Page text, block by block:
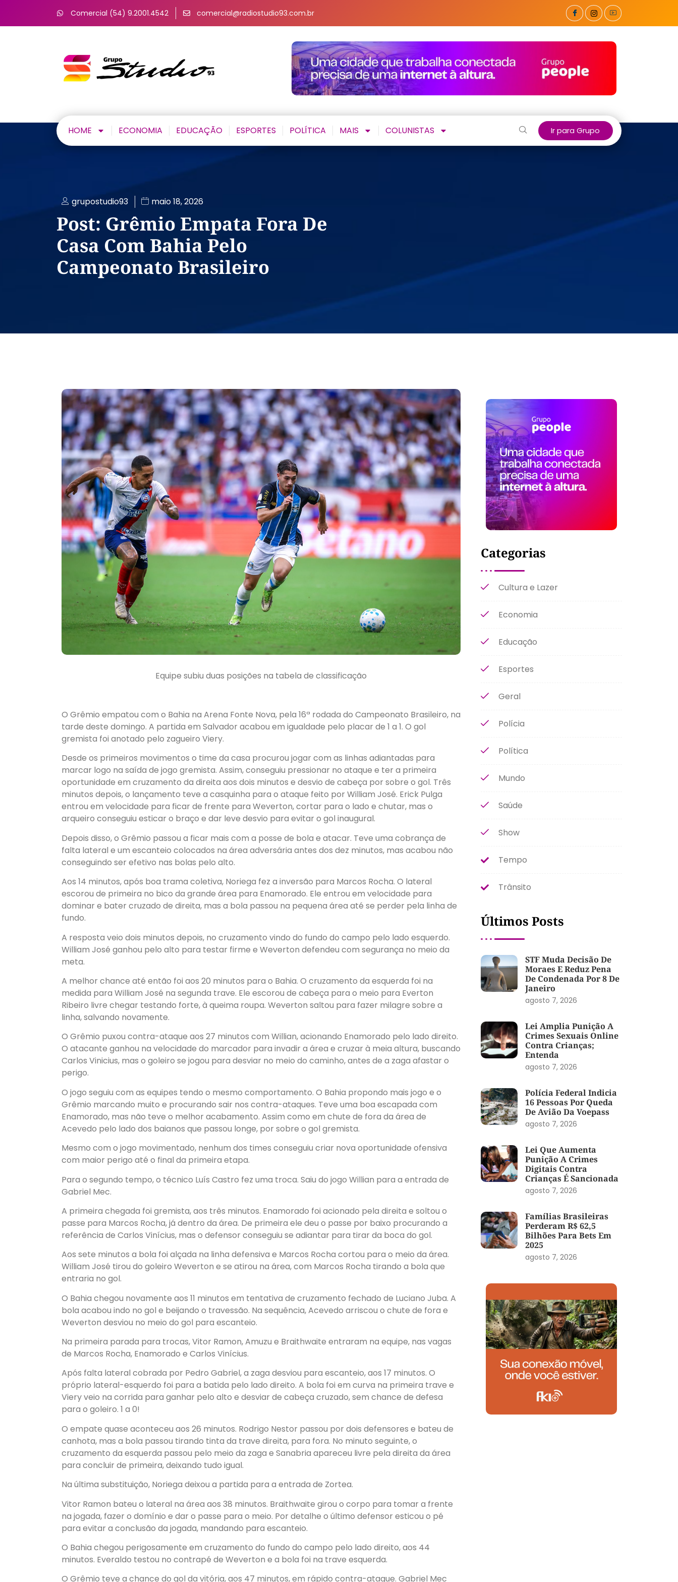
Comercial (54) 9.2001.4542 comercial@radiostudio93.com.br
HOME ECONOMIA EDUCAÇÃO ESPORTES POLÍTICA MAIS COLUNISTAS Ir para Grupo
grupostudio93 maio 18, 2026
Post: Grêmio Empata Fora De
Casa Com Bahia Pelo
Campeonato Brasileiro
Equipe subiu duas posições na tabela de classificação
O Grêmio empatou com o Bahia na Arena Fonte Nova, pela 16ª rodada do Campeonato Brasileiro, na
tarde deste domingo. A partida em Salvador acabou em igualdade pelo placar de 1 a 1. O gol
gremista foi anotado pelo zagueiro Viery.
Desde os primeiros movimentos o time da casa procurou jogar com as linhas adiantadas para
marcar logo na saída de jogo gremista. Assim, conseguiu pressionar no ataque e ter a primeira
oportunidade em cruzamento da direita aos dois minutos e desvio de cabeça por sobre o gol. Três
minutos depois, o lançamento teve a casquinha para o ataque feito por William José. Erick Pulga
entrou em velocidade para ficar de frente para Weverton, cortar para o lado e chutar, mas o
arqueiro conseguiu esticar o braço e dar leve desvio para evitar o gol inaugural.
Depois disso, o Grêmio passou a ficar mais com a posse de bola e atacar. Teve uma cobrança de
falta lateral e um escanteio colocados na área adversária antes dos dez minutos, mas acabou não
conseguindo ser efetivo nas bolas pelo alto.
Aos 14 minutos, após boa trama coletiva, Noriega fez a inversão para Marcos Rocha. O lateral
escorou de primeira no bico da grande área para Enamorado. Ele entrou em velocidade para
dominar e bater cruzado de direita, mas a bola passou na pequena área até se perder pela linha de
fundo.
A resposta veio dois minutos depois, no cruzamento vindo do fundo do campo pelo lado esquerdo.
William José ganhou pelo alto para testar firme e Weverton defendeu com segurança no meio da
meta.
A melhor chance até então foi aos 20 minutos para o Bahia. O cruzamento da esquerda foi na
medida para William José na segunda trave. Ele escorou de cabeça para o meio para Everton
Ribeiro livre chegar testando forte, à queima roupa. Weverton saltou para fazer milagre sobre a
linha, salvando novamente.
O Grêmio puxou contra-ataque aos 27 minutos com Willian, acionando Enamorado pelo lado direito.
O atacante ganhou na velocidade do marcador para invadir a área e cruzar à meia altura, buscando
Carlos Vinicius, mas o goleiro se jogou para desviar no meio do caminho, antes de a zaga afastar o
perigo.
O jogo seguiu com as equipes tendo o mesmo comportamento. O Bahia propondo mais jogo e o
Grêmio marcando muito e procurando sair nos contra-ataques. Teve uma boa escapada com
Enamorado, mas não teve o melhor acabamento. Assim como em chute de fora da área de
Acevedo pelo lado dos baianos que passou longe, por sobre o gol gremista.
Mesmo com o jogo movimentado, nenhum dos times conseguiu criar nova oportunidade ofensiva
com maior perigo até o final da primeira etapa.
Para o segundo tempo, o técnico Luís Castro fez uma troca. Saiu do jogo Willian para a entrada de
Gabriel Mec.
A primeira chegada foi gremista, aos três minutos. Enamorado foi acionado pela direita e soltou o
passe para Marcos Rocha, já dentro da área. De primeira ele deu o passe por baixo procurando a
referência de Carlos Vinícius, mas o defensor conseguiu se adiantar para tirar da boca do gol.
Aos sete minutos a bola foi alçada na linha defensiva e Marcos Rocha cortou para o meio da área.
William José tirou do goleiro Weverton e se atirou na área, com Marcos Rocha tirando a bola que
entraria no gol.
O Bahia chegou novamente aos 11 minutos em tentativa de cruzamento fechado de Luciano Juba. A
bola acabou indo no gol e beijando o travessão. Na sequência, Acevedo arriscou o chute de fora e
Weverton desviou no meio do gol para escanteio.
Na primeira parada para trocas, Vitor Ramon, Amuzu e Braithwaite entraram na equipe, nas vagas
de Marcos Rocha, Enamorado e Carlos Vinícius.
Após falta lateral cobrada por Pedro Gabriel, a zaga desviou para escanteio, aos 17 minutos. O
próprio lateral-esquerdo foi para a batida pelo lado direito. A bola foi em curva na primeira trave e
Viery veio na corrida para ganhar pelo alto e desviar de cabeça cruzado, sem chance de defesa
para o goleiro. 1 a 0!
O empate quase aconteceu aos 26 minutos. Rodrigo Nestor passou por dois defensores e bateu de
canhota, mas a bola passou tirando tinta da trave direita, para fora. No minuto seguinte, o
cruzamento da esquerda passou pelo meio da zaga e Sanabria apareceu livre pela direita da área
para concluir de primeira, deixando tudo igual.
Na última substituição, Noriega deixou a partida para a entrada de Zortea.
Vitor Ramon bateu o lateral na área aos 38 minutos. Braithwaite girou o corpo para tomar a frente
na jogada, fazer o domínio e dar o passe para o meio. Por detalhe o último defensor esticou o pé
para evitar a conclusão da jogada, mandando para escanteio.
O Bahia chegou perigosamente em cruzamento do fundo do campo pelo lado direito, aos 44
minutos. Everaldo testou no contrapé de Weverton e a bola foi na trave esquerda.
O Grêmio teve a chance do gol da vitória, aos 47 minutos, em rápido contra-ataque. Gabriel Mec
Categorias
Cultura e Lazer
Economia
Educação
Esportes
Geral
Polícia
Política
Mundo
Saúde
Show
Tempo
Trânsito
Últimos Posts
STF Muda Decisão De
Moraes E Reduz Pena
De Condenada Por 8 De
Janeiro
agosto 7, 2026
Lei Amplia Punição A
Crimes Sexuais Online
Contra Crianças;
Entenda
agosto 7, 2026
Polícia Federal Indicia
16 Pessoas Por Queda
De Avião Da Voepass
agosto 7, 2026
Lei Que Aumenta
Punição A Crimes
Digitais Contra
Crianças É Sancionada
agosto 7, 2026
Famílias Brasileiras
Perderam R$ 62,5
Bilhões Para Bets Em
2025
agosto 7, 2026